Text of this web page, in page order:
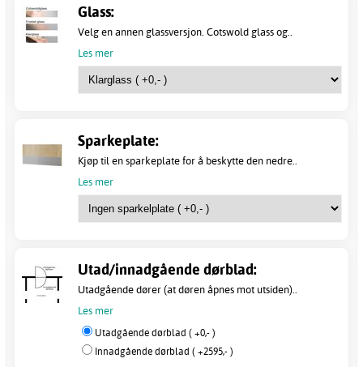
Glass:
Velg en annen glassversjon. Cotswold glass og..
Les mer
Sparkeplate:
Kjøp til en sparkeplate for å beskytte den nedre..
Les mer
Utad/innadgående dørblad:
Utadgående dører (at døren åpnes mot utsiden)..
Les mer
Utadgående dørblad ( +0,- )
Innadgående dørblad ( +2595,- )